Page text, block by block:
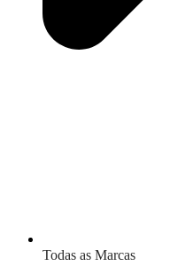
Todas as Marcas